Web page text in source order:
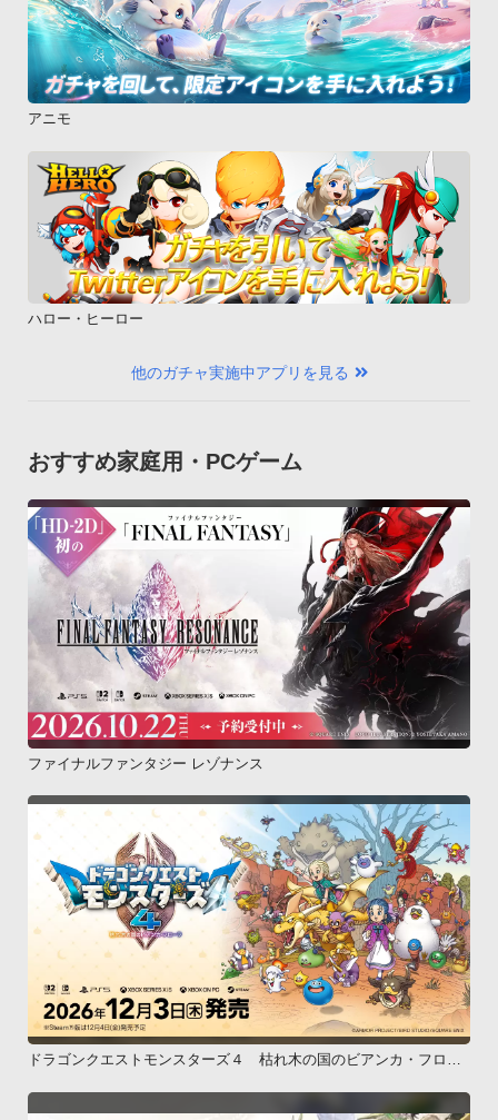
アニモ
ハロー・ヒーロー
他のガチャ実施中アプリを見る
おすすめ家庭用・PCゲーム
ファイナルファンタジー レゾナンス
ドラゴンクエストモンスターズ４ 枯れ木の国のビアンカ・フロー